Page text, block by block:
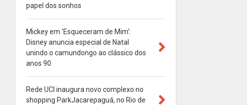
papel dos sonhos
Mickey em 'Esqueceram de Mim':
Disney anuncia especial de Natal
unindo o camundongo ao clássico dos
anos 90
Rede UCI inaugura novo complexo no
shopping ParkJacarepaguá, no Rio de